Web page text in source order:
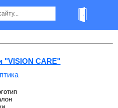
2
"VISION CARE"